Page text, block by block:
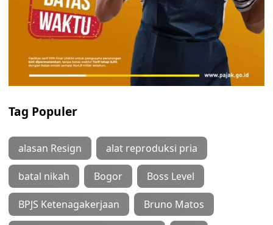
Tag Populer
alasan Resign alat reproduksi pria
batal nikah Bogor Boss Level
BPJS Ketenagakerjaan Bruno Matos